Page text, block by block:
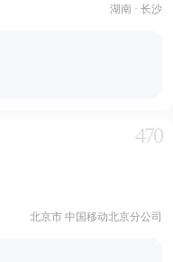
湖南 · 长沙
470
北京市 中国移动北京分公司